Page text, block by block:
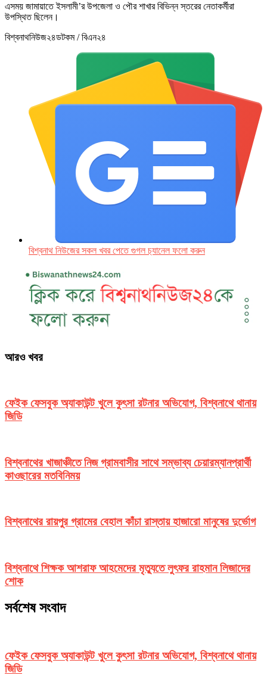
এসময় জামায়াতে ইসলামী’র উপজেলা ও পৌর শাখার বিভিন্ন স্তরের নেতাকর্মীরা
উপস্থিত ছিলেন।
বিশ্বনাথনিউজ২৪ডটকম / বিএন২৪
বিশ্বনাথ নিউজের সকল খবর পেতে গুগল চ‌্যানেল ফলো করুন
আরও খবর
ফেইক ফেসবুক অ্যাকাউন্ট খুলে কুৎসা রটনার অভিযোগ, বিশ্বনাথে থানায়
জিডি
বিশ্বনাথের খাজাঞ্চীতে নিজ গ্রামবাসীর সাথে সম্ভাব্য চেয়ারম্যানপ্রার্থী
কাওছারের মতবিনিময়
বিশ্বনাথের রায়পুর গ্রামের বেহাল কাঁচা রাস্তায় হাজারো মানুষের দুর্ভোগ
বিশ্বনাথে শিক্ষক আশরাফ আহমেদের মৃত্যুতে লুৎফর রাহমান লিজাদের
শোক
সর্বশেষ সংবাদ
ফেইক ফেসবুক অ্যাকাউন্ট খুলে কুৎসা রটনার অভিযোগ, বিশ্বনাথে থানায়
জিডি